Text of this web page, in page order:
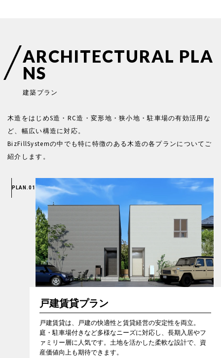
ARCHITECTURAL PLA
NS
建築プラ ン
木造をはじめS造・RC造・変形地・狭小地・駐車場の有効活用な
ど、幅広い構造に対応。
BizFillSystemの中でも特に特徴のある木造の各プランについてご
紹介します。
PLAN.01
戸建賃貸プラン
戸建賃貸は、戸建の快適性と賃貸経営の安定性を両立。
庭・駐車場付きなど多様なニーズに対応し、長期入居やフ
ァミリー層に人気です。土地を活かした柔軟な設計で、資
産価値向上も期待できます。